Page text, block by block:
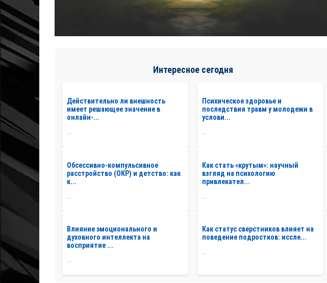
Интересное сегодня
Действительно ли внешность
имеет решающее значение в
онлайн-...
...
Психическое здоровье и
последствия травм у молодежи в
услови...
...
Обсессивно-компульсивное
расстройство (ОКР) и детство: как
к...
Как стать «крутым»: научный
взгляд на психологию
привлекател...
Влияние эмоционального и
духовного интеллекта на
восприятие ...
...
Как статус сверстников влияет на
поведение подростков: иссле...
...